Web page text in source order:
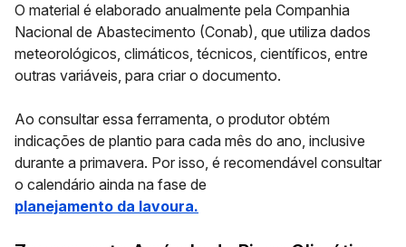
O material é elaborado anualmente pela Companhia
Nacional de Abastecimento (Conab), que utiliza dados
meteorológicos, climáticos, técnicos, científicos, entre
outras variáveis, para criar o documento.
Ao consultar essa ferramenta, o produtor obtém
indicações de plantio para cada mês do ano, inclusive
durante a primavera. Por isso, é recomendável consultar
o calendário ainda na fase de
planejamento da lavoura.